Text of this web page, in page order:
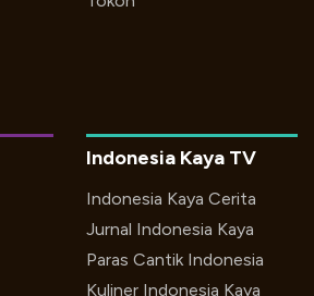
Indonesia Kaya TV
Indonesia Kaya Cerita
Jurnal Indonesia Kaya
Paras Cantik Indonesia
Kuliner Indonesia Kaya